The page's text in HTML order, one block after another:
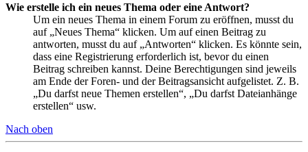
Wie erstelle ich ein neues Thema oder eine Antwort?
Um ein neues Thema in einem Forum zu eröffnen, musst du
auf „Neues Thema“ klicken. Um auf einen Beitrag zu
antworten, musst du auf „Antworten“ klicken. Es könnte sein,
dass eine Registrierung erforderlich ist, bevor du einen
Beitrag schreiben kannst. Deine Berechtigungen sind jeweils
am Ende der Foren- und der Beitragsansicht aufgelistet. Z. B.
„Du darfst neue Themen erstellen“, „Du darfst Dateianhänge
erstellen“ usw.
Nach oben